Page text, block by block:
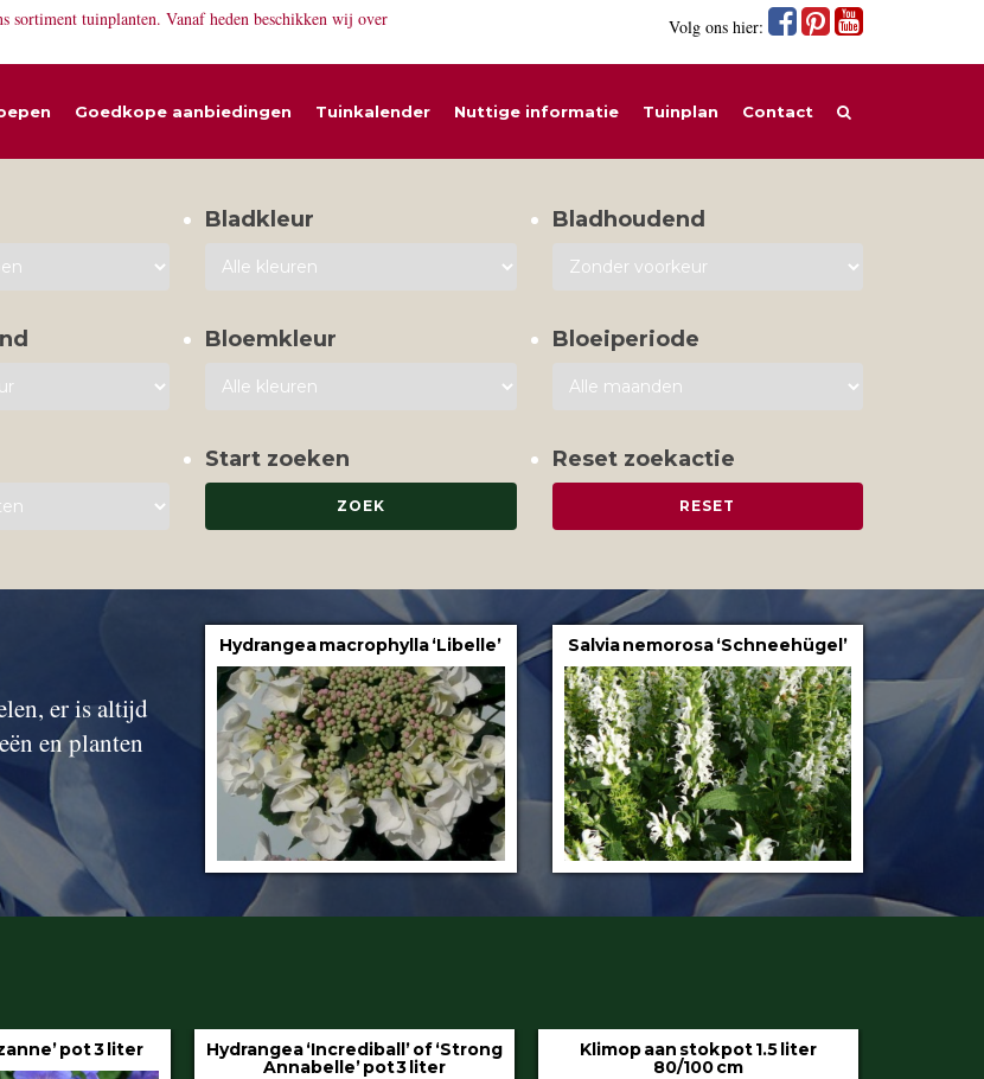
sortiment tuinplanten. Vanaf heden beschikken wij over
Volg ons hier:
Goedkope aanbiedingen Tuinkalender Nuttige informatie Tuinplan Contact
Bladkleur Bladhoudend
Bloemkleur Bloeiperiode
Start zoeken Reset zoekactie
er is altijd
en planten
Hydrangea macrophylla ‘Libelle’ Salvia nemorosa ‘Schneehügel’
of ‘Strong
pot 3 liter
Klimop aan stok pot 1.5 liter
80/100 cm
Hedera helix ‘Hibernica’ pot 9 cm